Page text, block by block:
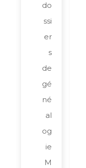
do
ssi
er
s
de
gé
né
al
og
ie
M